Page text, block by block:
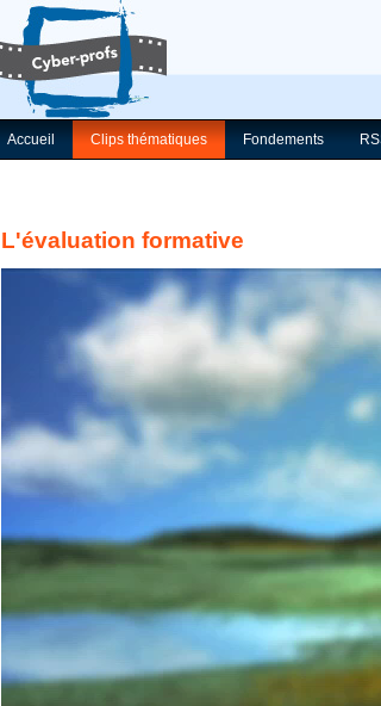
Accueil Clips thématiques Fondements
L'évaluation formative